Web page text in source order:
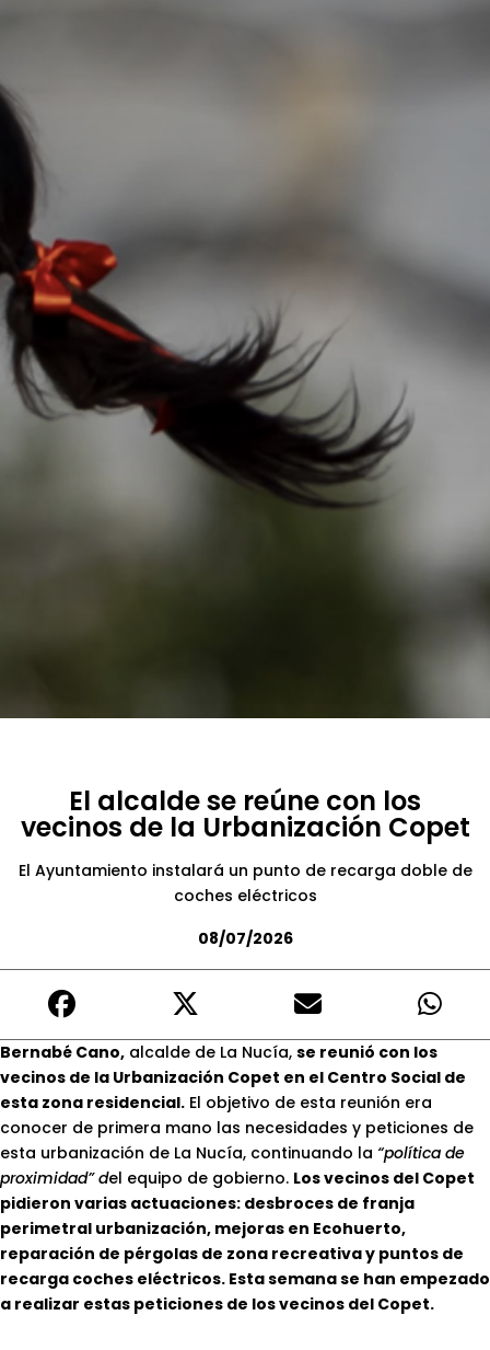
El alcalde se reúne con los
vecinos de la Urbanización Copet
El Ayuntamiento instalará un punto de recarga doble de
coches eléctricos
08/07/2026
Bernabé Cano, alcalde de La Nucía, se reunió con los
vecinos de la Urbanización Copet en el Centro Social de
esta zona residencial. El objetivo de esta reunión era
conocer de primera mano las necesidades y peticiones de
esta urbanización de La Nucía, continuando la “política de
proximidad” del equipo de gobierno. Los vecinos del Copet
pidieron varias actuaciones: desbroces de franja
perimetral urbanización, mejoras en Ecohuerto,
reparación de pérgolas de zona recreativa y puntos de
recarga coches eléctricos. Esta semana se han empezado
a realizar estas peticiones de los vecinos del Copet.